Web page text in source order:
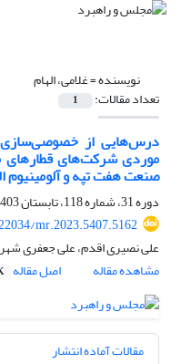
نویسنده =غلامی، الهام
تعداد مقالات: 1
درس‌هایی از خصوصی‌سازی
موردی شرکت‌های قطارهای
صنعت هفت تپه و آلومینیوم
دوره 31، شماره 118، تابستان 1403، صفحه
mr.2023.5407.5162
علی نصیری اقدم، علی جعفری
مشاهده مقاله
اصل مقاله
مقالات آماده انتشار